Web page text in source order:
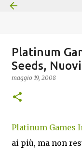
Platinum
Seeds,
maggio 19, 2008
Platinum Games
ai più, ma non